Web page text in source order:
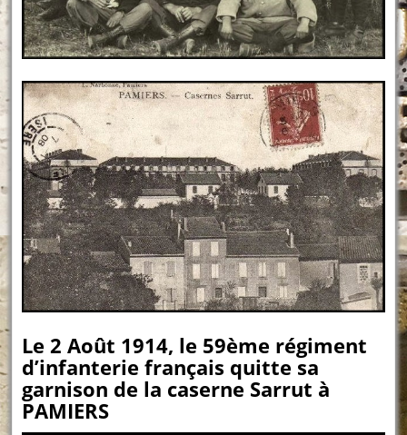
Le 2 Août 1914, le 59ème régiment
d’infanterie français quitte sa
garnison de la caserne Sarrut à
PAMIERS